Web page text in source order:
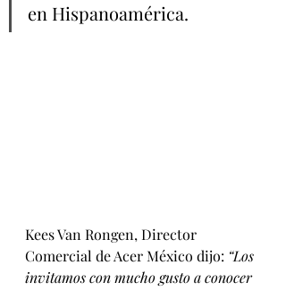
en Hispanoamérica.
Kees Van Rongen, Director
Comercial de Acer México dijo: “Los
invitamos con mucho gusto a conocer